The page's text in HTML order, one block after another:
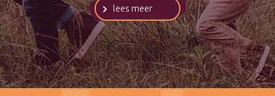
lees meer